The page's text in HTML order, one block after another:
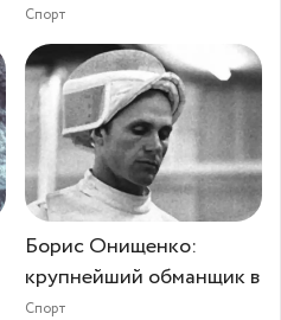
Спорт
Борис Онищенко:
крупнейший обманщик в
Спорт